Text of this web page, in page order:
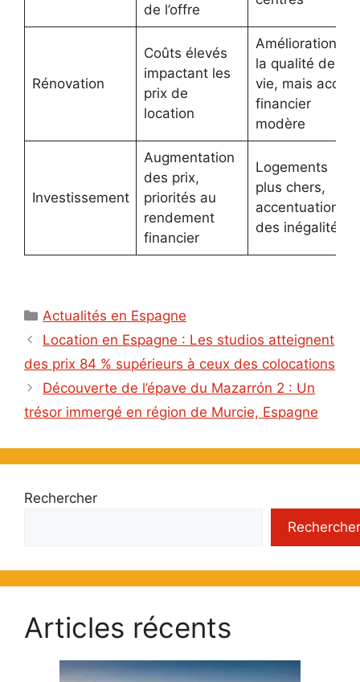
de l’offre
Rénovation
Coûts élevés
impactant les
prix de
location
Amélioration de
la qualité de
vie, mais accès
financier
modère
Investissement
Augmentation
des prix,
priorités au
rendement
financier
Logements
plus chers,
accentuation
des inégalités
Catégories
Actualités en Espagne
Location en Espagne : Les studios atteignent
des prix 84 % supérieurs à ceux des colocations
Découverte de l’épave du Mazarrón 2 : Un
trésor immergé en région de Murcie, Espagne
Rechercher
Rechercher
Articles récents